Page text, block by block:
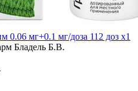
0.06 мг+0.1 мг/доза 112 доз x1
Бладель Б.В.